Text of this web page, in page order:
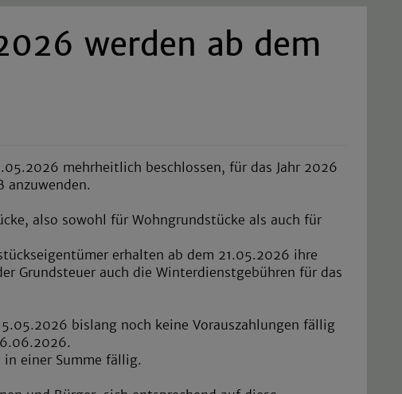
werden ab dem
mehrheitlich beschlossen, für das Jahr 2026
anzuwenden.
also sowohl für Wohngrundstücke als auch für
erhalten ab dem 21.05.2026 ihre
Grundsteuer auch die Winterdienstgebühren für das
bislang noch keine Vorauszahlungen fällig
einer Summe fällig.